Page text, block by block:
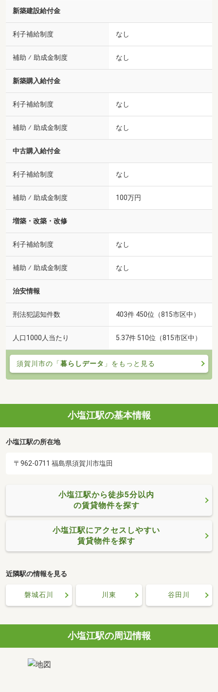
新築建設給付金
利子補給制度 なし
補助 ⁄ 助成金制度 なし
新築購入給付金
利子補給制度 なし
補助 ⁄ 助成金制度 なし
中古購入給付金
利子補給制度 なし
補助 ⁄ 助成金制度 100万円
増築・改築・改修
利子補給制度 なし
補助 ⁄ 助成金制度 なし
治安情報
刑法犯認知件数 403件 450位（815市区中）
人口1000人当たり 5.37件 510位（815市区中）
須賀川市の「暮らしデータ 」をもっと見る
小塩江駅の基本情報
小塩江駅の所在地
〒962-0711 福島県須賀川市塩田
小塩江駅から徒歩5分以内
の賃貸物件を探す
小塩江駅にアクセスしやすい
賃貸物件を探す
近隣駅の情報を見る
磐城石川 川東 谷田川
小塩江駅の周辺情報